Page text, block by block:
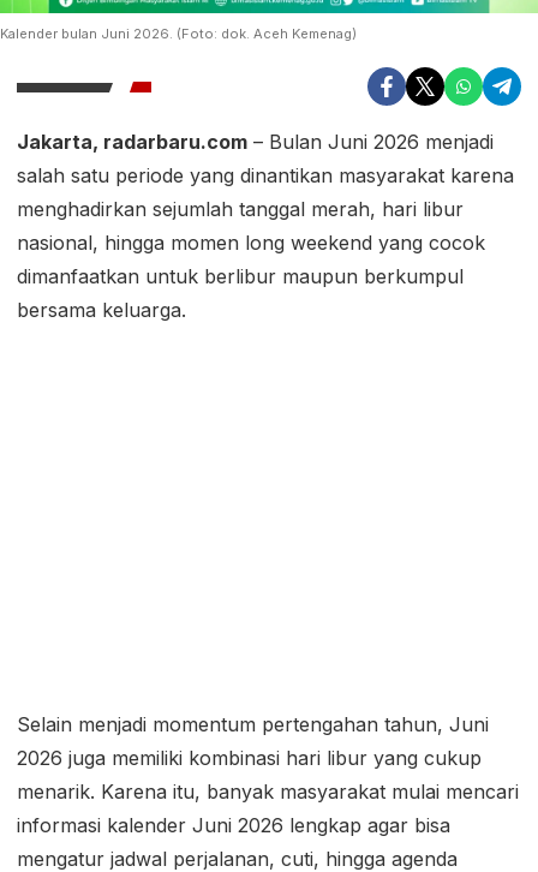
Kalender bulan Juni 2026. (Foto: dok. Aceh Kemenag)
Jakarta, radarbaru.com – Bulan Juni 2026 menjadi
salah satu periode yang dinantikan masyarakat karena
menghadirkan sejumlah tanggal merah, hari libur
nasional, hingga momen long weekend yang cocok
dimanfaatkan untuk berlibur maupun berkumpul
bersama keluarga.
Selain menjadi momentum pertengahan tahun, Juni
2026 juga memiliki kombinasi hari libur yang cukup
menarik. Karena itu, banyak masyarakat mulai mencari
informasi kalender Juni 2026 lengkap agar bisa
mengatur jadwal perjalanan, cuti, hingga agenda